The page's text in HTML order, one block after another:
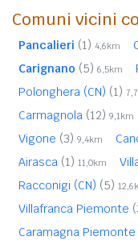
Comuni vicini
Pancalieri (1) 4,6km
Carignano (5) 6,5km
Polonghera (CN) (1)
Carmagnola (12) 9,1km
Vigone (3) 9,4km
Airasca (1) 11,0km
Racconigi (CN) (5)
Villafranca Piemonte
Caramagna Piemonte